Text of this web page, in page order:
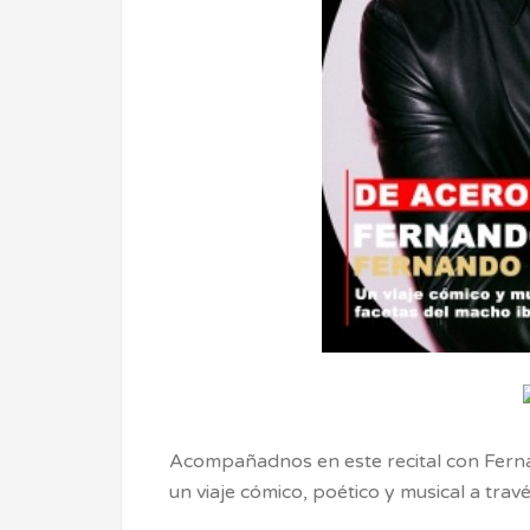
Acompañadnos en este recital con
un viaje cómico, poético y musical a